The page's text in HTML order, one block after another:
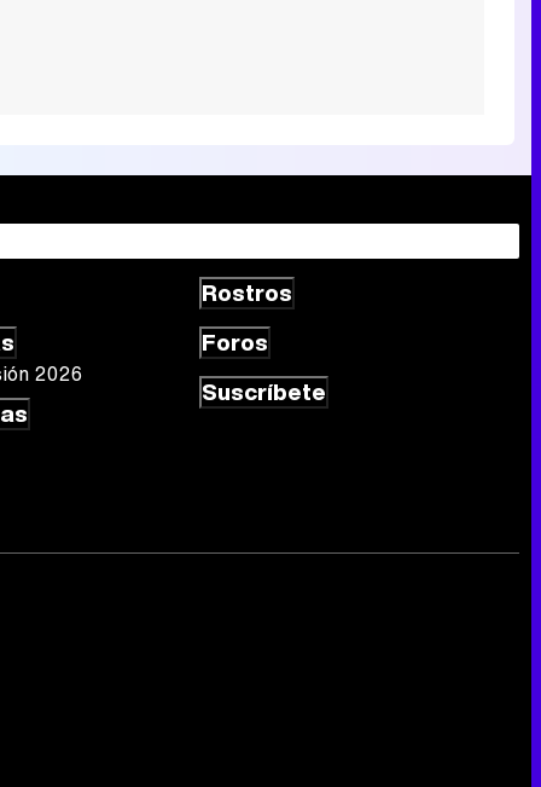
2026
Rostros
Foros
Suscríbete